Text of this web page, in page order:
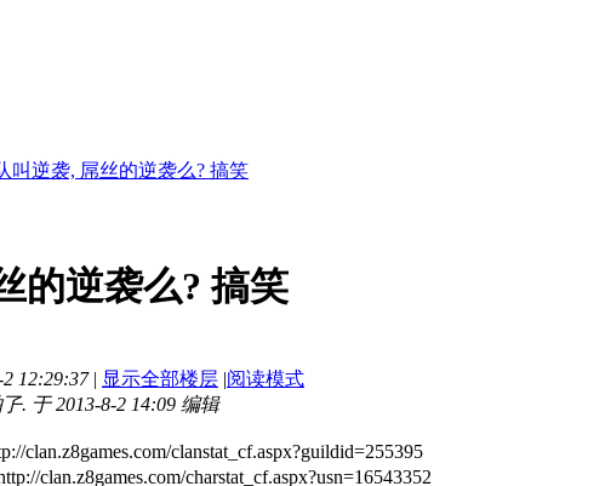
叫逆袭, 屌丝的逆袭么? 搞笑
的逆袭么? 搞笑
12:29:37 | 显示全部楼层 |阅读模式
. 于 2013-8-2 14:09 编辑
clan.z8games.com/clanstat_cf.aspx?guildid=255395
clan.z8games.com/charstat_cf.aspx?usn=16543352